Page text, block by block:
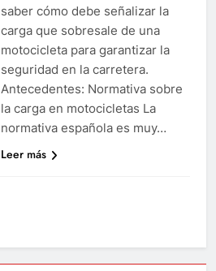
saber cómo debe señalizar la
carga que sobresale de una
motocicleta para garantizar la
seguridad en la carretera.
Antecedentes: Normativa sobre
la carga en motocicletas La
normativa española es muy…
Leer más